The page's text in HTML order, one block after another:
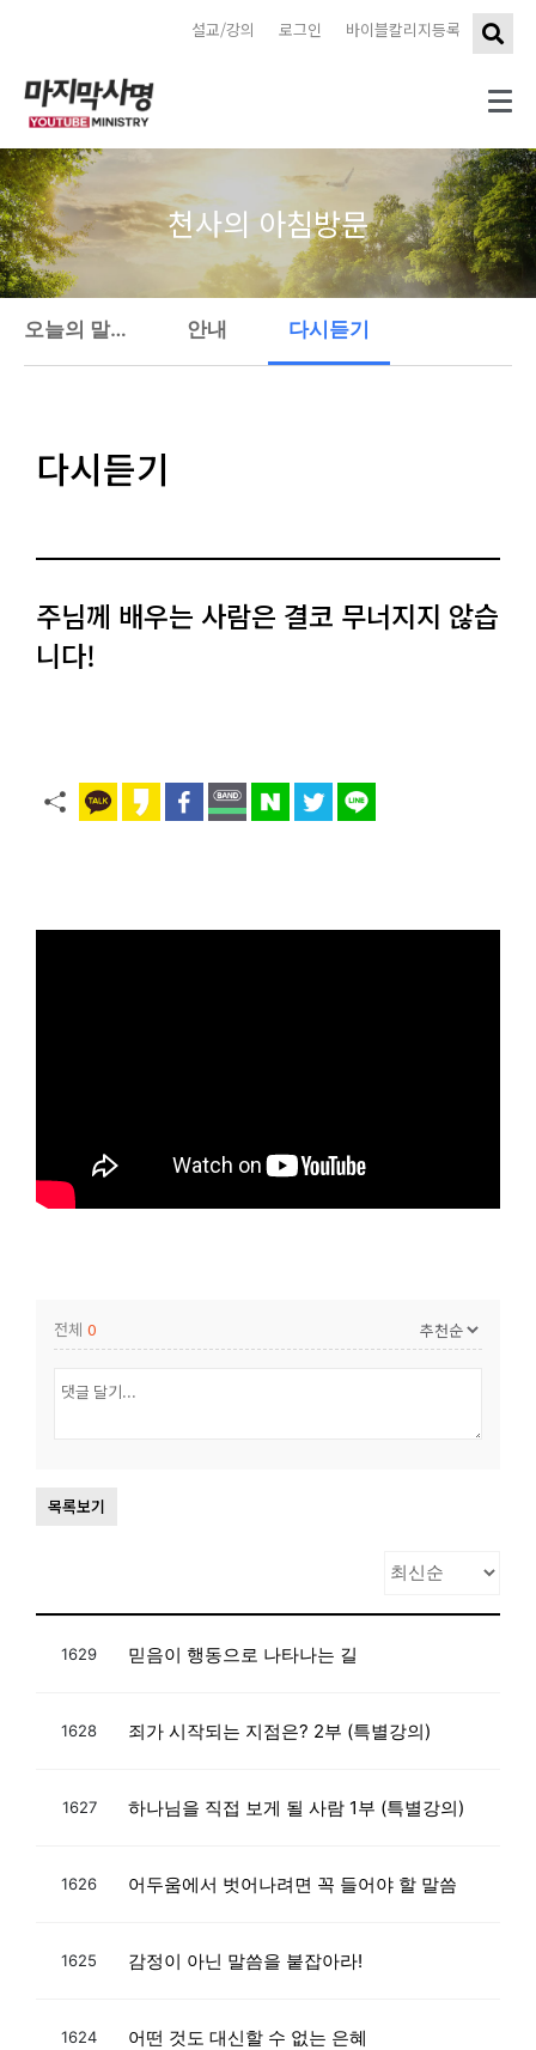
바이블칼리지등록
로그인
설교/강의
천사의 아침방문
오늘의 말씀 묵상 안내 다시듣기
다시듣기
주님께 배우는 사람은 결코 무너지지 않습
니다!
전체 0
목록보기
1629 믿음이 행동으로 나타나는 길
1628 죄가 시작되는 지점은? 2부 (특별강의)
1627 하나님을 직접 보게 될 사람 1부 (특별강의)
1626 어두움에서 벗어나려면 꼭 들어야 할 말씀
1625 감정이 아닌 말씀을 붙잡아라!
1624 어떤 것도 대신할 수 없는 은혜